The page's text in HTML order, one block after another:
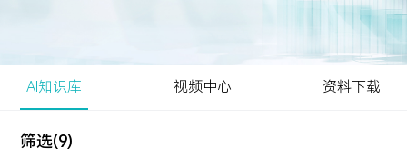
格灵深瞳为众多企业提供AI赋能的数字化产品及体验
深瞳政务超融合一体机 视觉智能工坊VE²‌S
深入行业场景，将核心技术与行业应用深度融合，构建
领先的数字化解决方案，为企业的数字变革保驾护航
智慧金融
客户案例
以持续可信赖的服务，赋能企业智慧经营管理
资源中心
资源中心
Glint-MVT
关于我们
AI知识库 视频中心 资料下载
筛选(9)